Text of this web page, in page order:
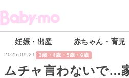
妊娠・出産 赤ちゃん・育児
2025.09.21 3歳・4歳・5歳・6歳
ムチャ言わないで…